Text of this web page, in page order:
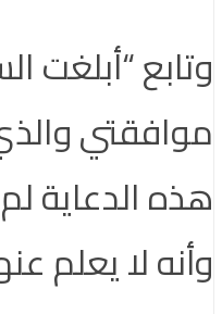
وتابع “أبلغت
موافقتي
هذه الدعاية
وأنه لا يعلم